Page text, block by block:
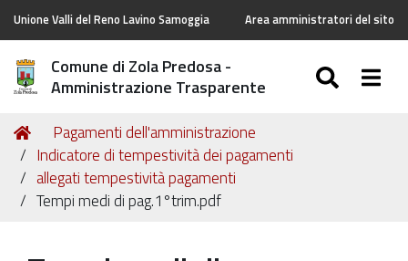
Unione Valli del Reno Lavino Samoggia Area amministratori del sito
Comune di Zola Predosa -
Amministrazione Trasparente
Tu
sei
qui:
Home
Pagamenti dell'amministrazione
Indicatore di tempestività dei pagamenti
allegati tempestività pagamenti
Tempi medi di pag.1°trim.pdf